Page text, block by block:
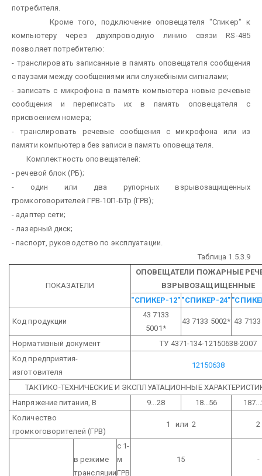
потребителя.
Кроме того, подключение оповещателя "Спикер" к
компьютеру через двухпроводную линию связи RS-485
позволяет потребителю:
- транслировать записанные в память оповещателя сообщения
с паузами между сообщениями или служебными сигналами;
- записать с микрофона в память компьютера новые речевые
сообщения и переписать их в память оповещателя с
присвоением номера;
- транслировать речевые сообщения с микрофона или из
памяти компьютера без записи в память оповещателя.
Комплектность оповещателей:
- речевой блок (РБ);
- один или два рупорных взрывозащищенных
громкоговорителей ГРВ-10П-БТр (ГРВ);
- адаптер сети;
- лазерный диск;
- паспорт, руководство по эксплуатации.
Таблица 1.5.3.9
ПОКАЗАТЕЛИ
ОПОВЕЩАТЕЛИ ПОЖАРНЫЕ
ВЗРЫВОЗАЩИЩЕННЫЕ
"СПИКЕР-12" "СПИКЕР-24"
Код продукции
43 7133
5001*
43 7133 5002* 43
Нормативный документ
ТУ 4371-134-12150638-2007
Код предприятия-
изготовителя
12150638
ТАКТИКО-ТЕХНИЧЕСКИЕ И ЭКСПЛУАТАЦИОННЫЕ
Напряжение питания, В
9...28 18...56
Количество
громкоговорителей (ГРВ)
1 или 2 2
в режиме
трансляции
с 1-
м
ГРВ
15 -